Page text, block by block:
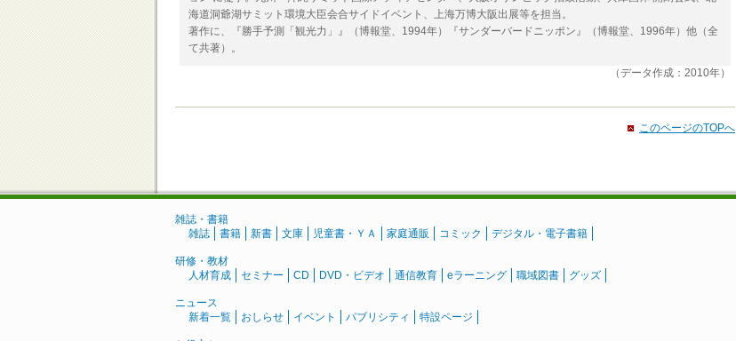
海道洞爺湖サミット環境大臣会合サイドイベント、上海万博大阪出展等を担当。
著作に、『勝手予測「観光力」』（博報堂、1994年）『サンダーバードニッポン』（博報堂、1996年）他（全
て共著）。
（データ作成：2010年）
このページのTOPへ
雑誌・書籍
雑誌
書籍 新書 文庫 児童書・ＹＡ 家庭通販 コミック デジタル・電子書籍
研修・教材
人材育成
セミナー CD DVD・ビデオ 通信教育 eラーニング 職域図書 グッズ
ニュース
新着一覧
おしらせ イベント パブリシティ 特設ページ